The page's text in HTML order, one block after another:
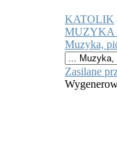
KATOLIK
MUZYKA
Muzyka,
Zasilane